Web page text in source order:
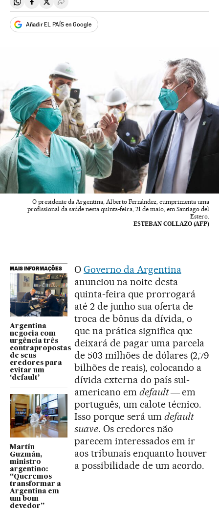
Compartir en Whatsapp
Compartir en Facebook
Compartir en Twitter
Desplegar Redes Sociales
Añadir EL PAÍS en Google
O presidente da Argentina, Alberto Fernández, cumprimenta uma
profissional da saúde nesta quinta-feira, 21 de maio, em Santiago del
Estero.
ESTEBAN COLLAZO (AFP)
MAIS INFORMAÇÕES
Argentina
negocia com
urgência três
contrapropostas
de seus
credores para
evitar um
‘default’
Martín
Guzmán,
ministro
argentino:
“Queremos
transformar a
Argentina em
um bom
devedor”
O Governo da Argentina
anunciou na noite desta
quinta-feira que prorrogará
até 2 de junho sua oferta de
troca de bônus da dívida, o
que na prática significa que
deixará de pagar uma parcela
de 503 milhões de dólares (2,79
bilhões de reais), colocando a
dívida externa do país sul-
americano em default ―em
português, um calote técnico.
Isso porque será um default
suave. Os credores não
parecem interessados em ir
aos tribunais enquanto houver
a possibilidade de um acordo.